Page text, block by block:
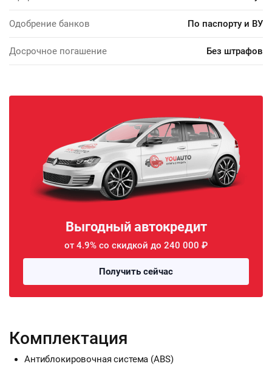
Одобрение банков По паспорту и ВУ
Досрочное погашение Без штрафов
Выгодный автокредит
от 4.9% со скидкой до 240 000 ₽
Получить сейчас
Комплектация
Антиблокировочная система (ABS)